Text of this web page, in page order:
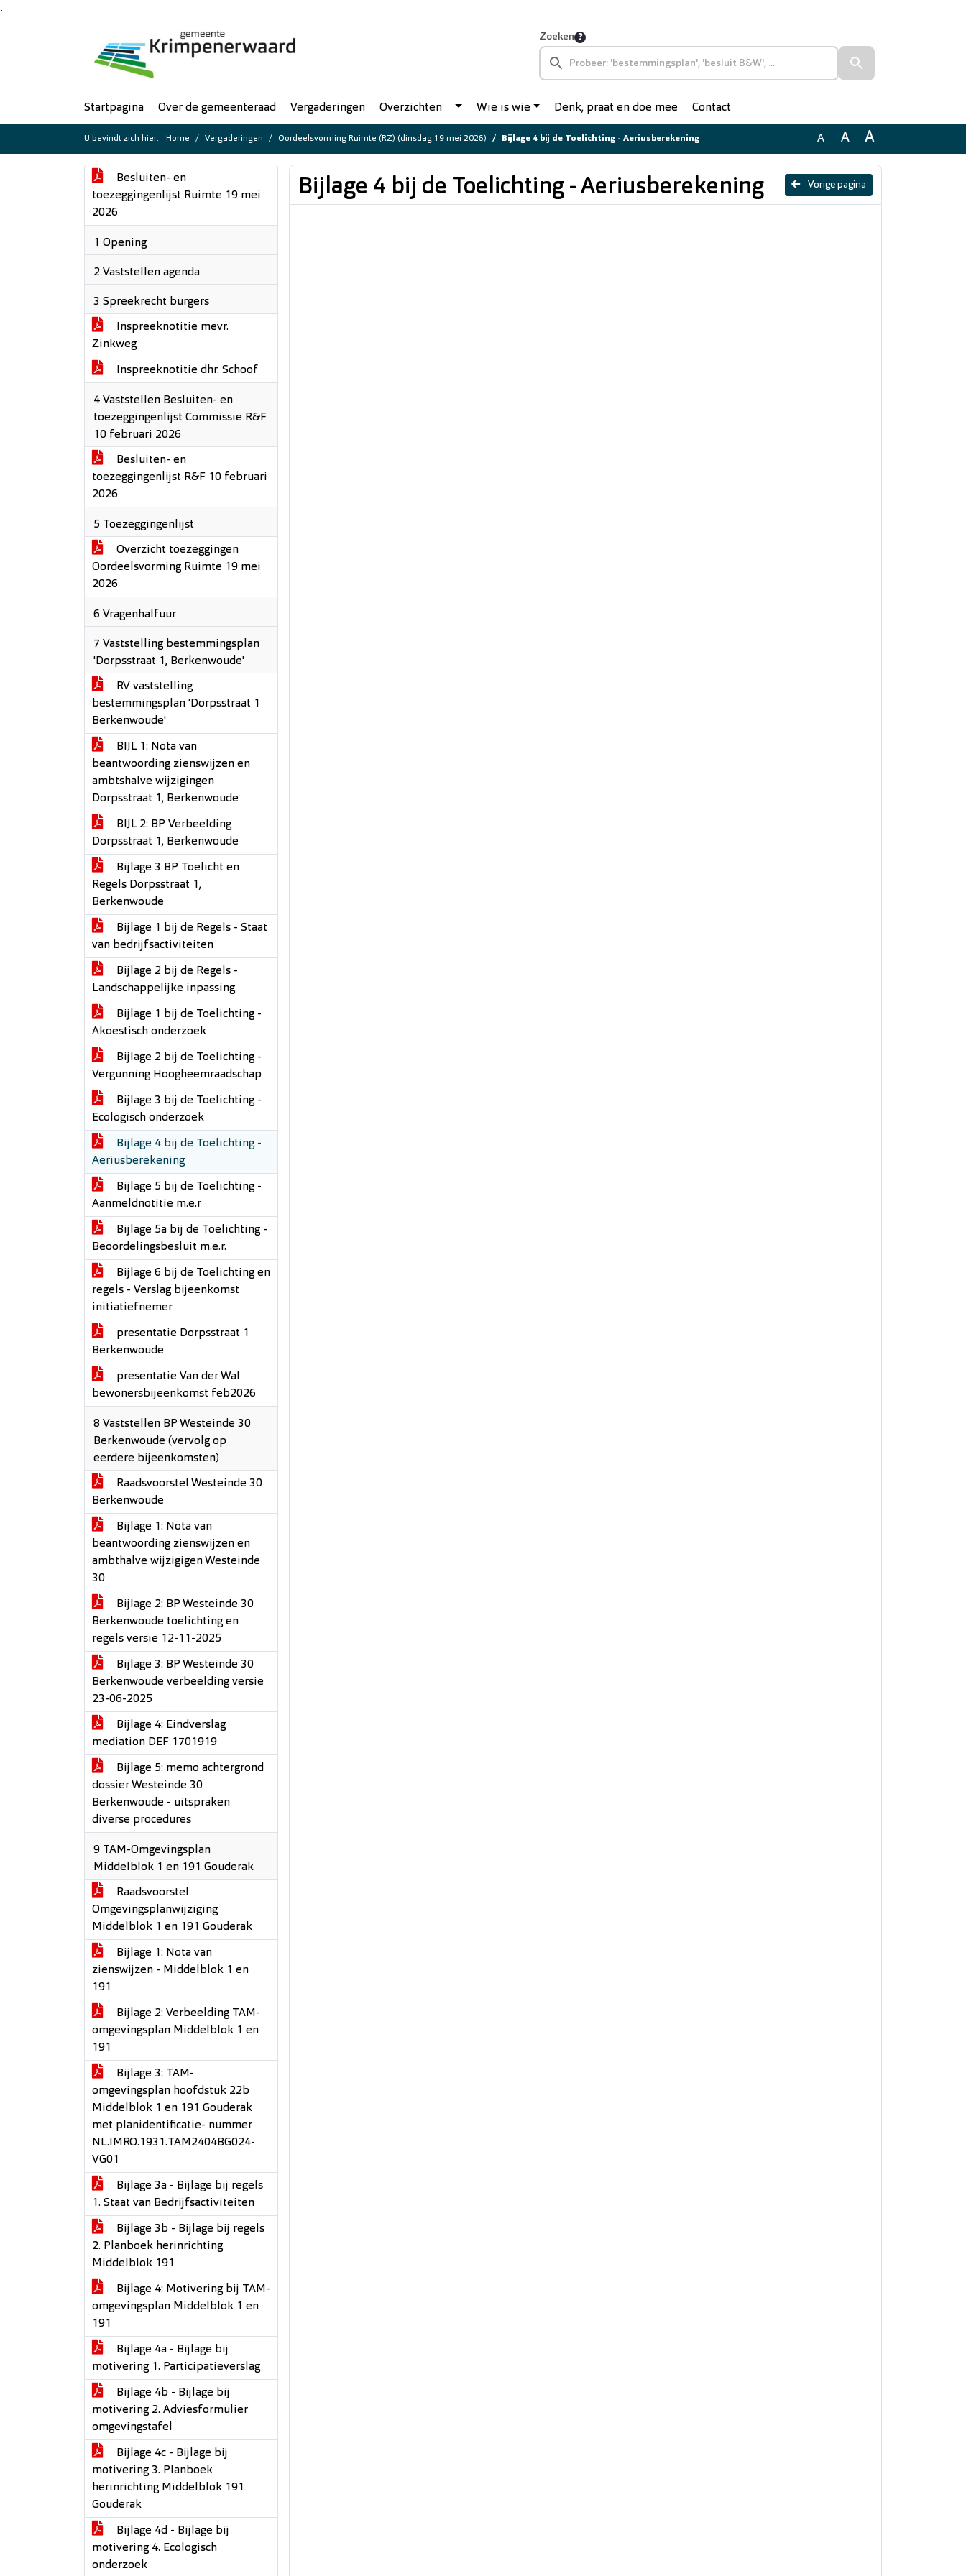
Zoeken
Startpagina Over de gemeenteraad Vergaderingen Overzichten Wie is wie Denk, praat en doe mee Contact
U bevindt zich hier: Home Vergaderingen Oordeelsvorming Ruimte (RZ) (dinsdag 19 mei 2026) Bijlage 4 bij de Toelichting - Aeriusberekening A A A
Besluiten- en
toezeggingenlijst Ruimte 19 mei
2026
1 Opening
2 Vaststellen agenda
3 Spreekrecht burgers
Inspreeknotitie mevr.
Zinkweg
Inspreeknotitie dhr. Schoof
4 Vaststellen Besluiten- en
toezeggingenlijst Commissie R&F
10 februari 2026
Besluiten- en
toezeggingenlijst R&F 10 februari
2026
5 Toezeggingenlijst
Overzicht toezeggingen
Oordeelsvorming Ruimte 19 mei
2026
6 Vragenhalfuur
7 Vaststelling bestemmingsplan
'Dorpsstraat 1, Berkenwoude'
RV vaststelling
bestemmingsplan 'Dorpsstraat 1
Berkenwoude'
BIJL 1: Nota van
beantwoording zienswijzen en
ambtshalve wijzigingen
Dorpsstraat 1, Berkenwoude
BIJL 2: BP Verbeelding
Dorpsstraat 1, Berkenwoude
Bijlage 3 BP Toelicht en
Regels Dorpsstraat 1,
Berkenwoude
Bijlage 1 bij de Regels - Staat
van bedrijfsactiviteiten
Bijlage 2 bij de Regels -
Landschappelijke inpassing
Bijlage 1 bij de Toelichting -
Akoestisch onderzoek
Bijlage 2 bij de Toelichting -
Vergunning Hoogheemraadschap
Bijlage 3 bij de Toelichting -
Ecologisch onderzoek
Bijlage 4 bij de Toelichting -
Aeriusberekening
Bijlage 5 bij de Toelichting -
Aanmeldnotitie m.e.r
Bijlage 5a bij de Toelichting -
Beoordelingsbesluit m.e.r.
Bijlage 6 bij de Toelichting en
regels - Verslag bijeenkomst
initiatiefnemer
presentatie Dorpsstraat 1
Berkenwoude
presentatie Van der Wal
bewonersbijeenkomst feb2026
8 Vaststellen BP Westeinde 30
Berkenwoude (vervolg op
eerdere bijeenkomsten)
Raadsvoorstel Westeinde 30
Berkenwoude
Bijlage 1: Nota van
beantwoording zienswijzen en
ambthalve wijzigigen Westeinde
30
Bijlage 2: BP Westeinde 30
Berkenwoude toelichting en
regels versie 12-11-2025
Bijlage 3: BP Westeinde 30
Berkenwoude verbeelding versie
23-06-2025
Bijlage 4: Eindverslag
mediation DEF 1701919
Bijlage 5: memo achtergrond
dossier Westeinde 30
Berkenwoude - uitspraken
diverse procedures
9 TAM-Omgevingsplan
Middelblok 1 en 191 Gouderak
Raadsvoorstel
Omgevingsplanwijziging
Middelblok 1 en 191 Gouderak
Bijlage 1: Nota van
zienswijzen - Middelblok 1 en
191
Bijlage 2: Verbeelding TAM-
omgevingsplan Middelblok 1 en
191
Bijlage 3: TAM-
omgevingsplan hoofdstuk 22b
Middelblok 1 en 191 Gouderak
met planidentificatie- nummer
NL.IMRO.1931.TAM2404BG024-
VG01
Bijlage 3a - Bijlage bij regels
1. Staat van Bedrijfsactiviteiten
Bijlage 3b - Bijlage bij regels
2. Planboek herinrichting
Middelblok 191
Bijlage 4: Motivering bij TAM-
omgevingsplan Middelblok 1 en
191
Bijlage 4a - Bijlage bij
motivering 1. Participatieverslag
Bijlage 4b - Bijlage bij
motivering 2. Adviesformulier
omgevingstafel
Bijlage 4c - Bijlage bij
motivering 3. Planboek
herinrichting Middelblok 191
Gouderak
Bijlage 4d - Bijlage bij
motivering 4. Ecologisch
onderzoek
Vorige pagina
Bijlage 4 bij de Toelichting - Aeriusberekening